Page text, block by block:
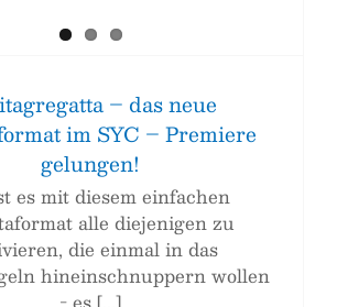
– das neue
im SYC – Premiere
gelungen!
es mit diesem einfachen
alle diejenigen zu
die einmal in das
hineinschnuppern wollen